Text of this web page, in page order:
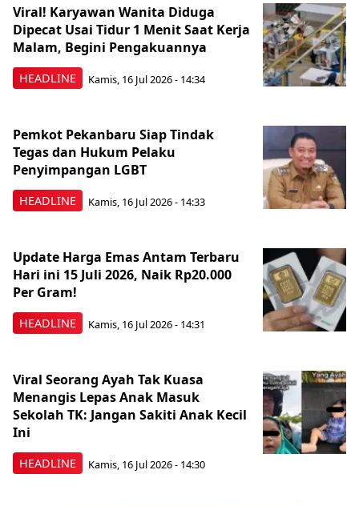
HEADLINE
Viral! Karyawan Wanita Diduga
Dipecat Usai Tidur 1 Menit Saat Kerja
Malam, Begini Pengakuannya
Kamis, 16 Jul 2026 - 14:34
HEADLINE
Pemkot Pekanbaru Siap Tindak
Tegas dan Hukum Pelaku
Penyimpangan LGBT
Kamis, 16 Jul 2026 - 14:33
HEADLINE
Update Harga Emas Antam Terbaru
Hari ini 15 Juli 2026, Naik Rp20.000
Per Gram!
Kamis, 16 Jul 2026 - 14:31
HEADLINE
Viral Seorang Ayah Tak Kuasa
Menangis Lepas Anak Masuk
Sekolah TK: Jangan Sakiti Anak Kecil
Ini
Kamis, 16 Jul 2026 - 14:30